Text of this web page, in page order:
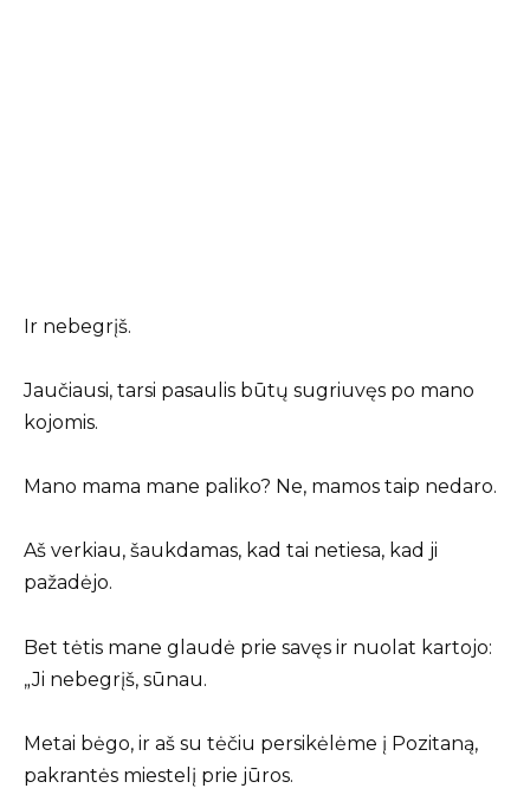
Ir nebegrįš.
Jaučiausi, tarsi pasaulis būtų sugriuvęs po mano
kojomis.
Mano mama mane paliko? Ne, mamos taip nedaro.
Aš verkiau, šaukdamas, kad tai netiesa, kad ji
pažadėjo.
Bet tėtis mane glaudė prie savęs ir nuolat kartojo:
„Ji nebegrįš, sūnau.
Metai bėgo, ir aš su tėčiu persikėlėme į Pozitaną,
pakrantės miestelį prie jūros.